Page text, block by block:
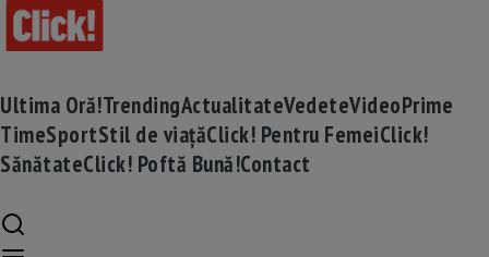
Ultima Oră!TrendingActualitateVedeteVideoPrime
TimeSportStil de viațăClick! Pentru FemeiClick!
SănătateClick! Poftă Bună!Contact